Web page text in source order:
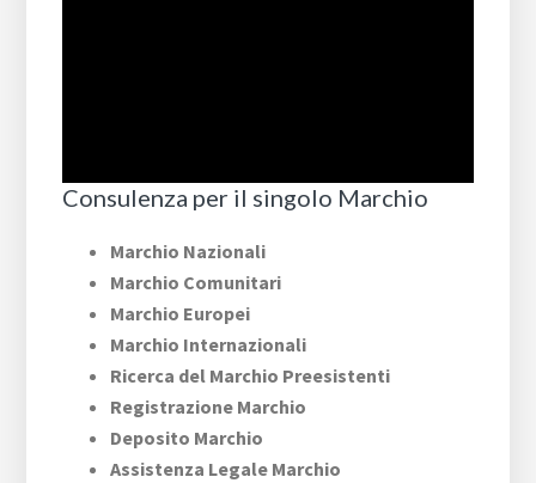
Consulenza per il singolo Marchio
Marchio Nazionali
Marchio Comunitari
Marchio Europei
Marchio Internazionali
Ricerca del Marchio Preesistenti
Registrazione Marchio
Deposito Marchio
Assistenza Legale Marchio